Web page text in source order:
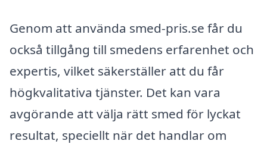
Genom att använda smed-pris.se får du
också tillgång till smedens erfarenhet och
expertis, vilket säkerställer att du får
högkvalitativa tjänster. Det kan vara
avgörande att välja rätt smed för lyckat
resultat, speciellt när det handlar om